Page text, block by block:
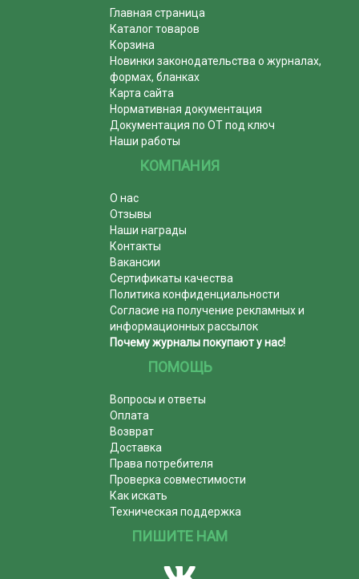
Главная страница
Каталог товаров
Корзина
Новинки законодательства о журналах,
формах, бланках
Карта сайта
Нормативная документация
Документация по ОТ под ключ
Наши работы
КОМПАНИЯ
О нас
Отзывы
Наши награды
Контакты
Вакансии
Сертификаты качества
Политика конфиденциальности
Согласие на получение рекламных и
информационных рассылок
Почему журналы покупают у нас!
ПОМОЩЬ
Вопросы и ответы
Оплата
Возврат
Доставка
Права потребителя
Проверка совместимости
Как искать
Техническая поддержка
ПИШИТЕ НАМ